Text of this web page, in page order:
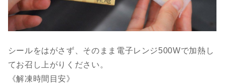
シールをはがさず、そのまま電子レンジ500Wで加熱し
てお召し上がりください。
《解凍時間目安》